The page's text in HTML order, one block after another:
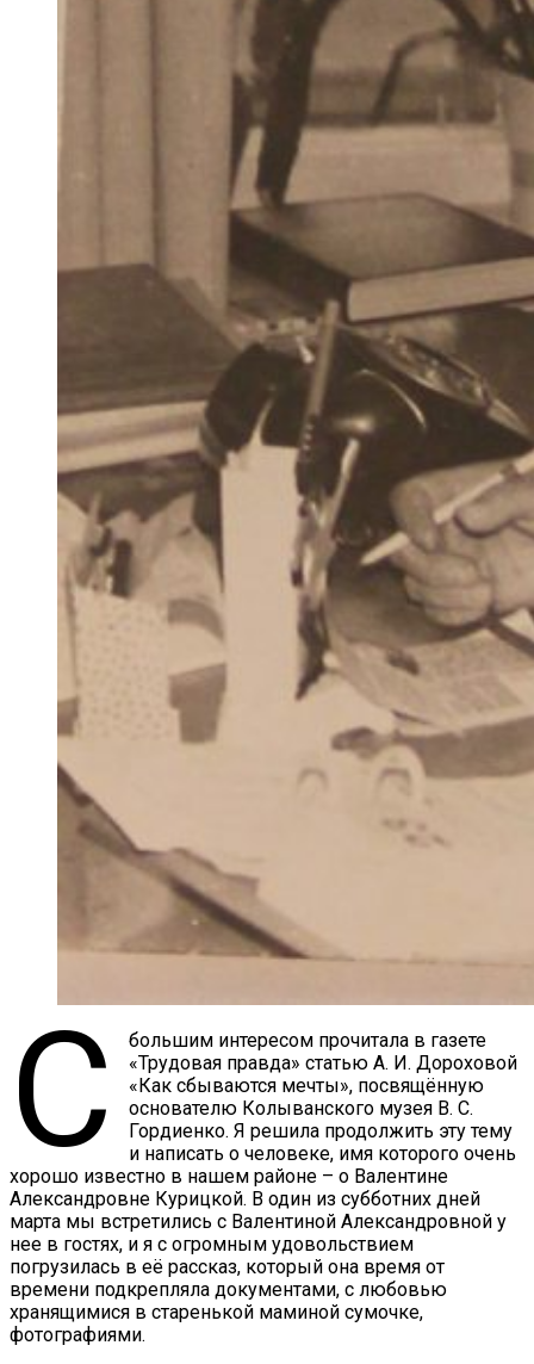
с
большим интересом прочитала в газете
«Трудовая правда» статью А. И. Дороховой
«Как сбываются мечты», посвящённую
основателю Колыванского музея В. С.
Гордиенко. Я решила продолжить эту тему
и написать о человеке, имя которого очень
хорошо известно в нашем районе – о Валентине
Александровне Курицкой. В один из субботних дней
марта мы встретились с Валентиной Александровной у
нее в гостях, и я с огромным удовольствием
погрузилась в её рассказ, который она время от
времени подкрепляла документами, с любовью
хранящимися в старенькой маминой сумочке,
фотографиями.